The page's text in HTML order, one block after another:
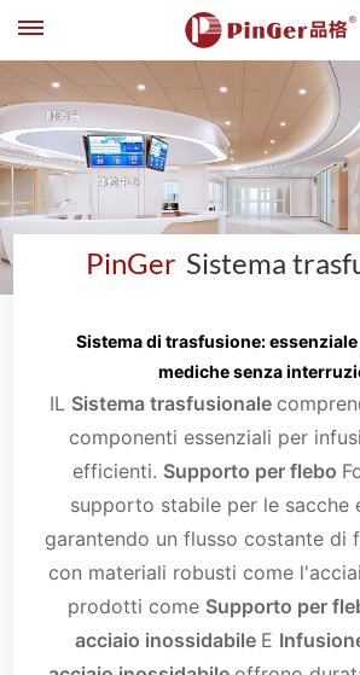
PinGer Sistema
Sistema di trasfusione:
mediche senza
IL Sistema trasfusionale
componenti essenziali per
efficienti. Supporto per flebo
supporto stabile per le sacche
garantendo un flusso costante di
con materiali robusti come
prodotti come Supporto per
acciaio inossidabile E